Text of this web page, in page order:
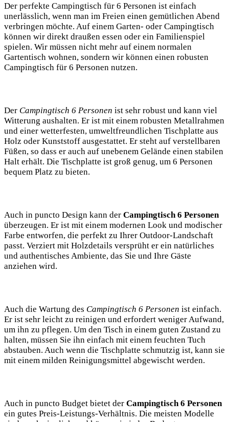
Der perfekte Campingtisch für 6 Personen ist einfach
unerlässlich, wenn man im Freien einen gemütlichen Abend
verbringen möchte. Auf einem Garten- oder Campingtisch
können wir direkt draußen essen oder ein Familienspiel
spielen. Wir müssen nicht mehr auf einem normalen
Gartentisch wohnen, sondern wir können einen robusten
Campingtisch für 6 Personen nutzen.
Der Campingtisch 6 Personen ist sehr robust und kann viel
Witterung aushalten. Er ist mit einem robusten Metallrahmen
und einer wetterfesten, umweltfreundlichen Tischplatte aus
Holz oder Kunststoff ausgestattet. Er steht auf verstellbaren
Füßen, so dass er auch auf unebenem Gelände einen stabilen
Halt erhält. Die Tischplatte ist groß genug, um 6 Personen
bequem Platz zu bieten.
Auch in puncto Design kann der Campingtisch 6 Personen
überzeugen. Er ist mit einem modernen Look und modischer
Farbe entworfen, die perfekt zu Ihrer Outdoor-Landschaft
passt. Verziert mit Holzdetails versprüht er ein natürliches
und authentisches Ambiente, das Sie und Ihre Gäste
anziehen wird.
Auch die Wartung des Campingtisch 6 Personen ist einfach.
Er ist sehr leicht zu reinigen und erfordert weniger Aufwand,
um ihn zu pflegen. Um den Tisch in einem guten Zustand zu
halten, müssen Sie ihn einfach mit einem feuchten Tuch
abstauben. Auch wenn die Tischplatte schmutzig ist, kann sie
mit einem milden Reinigungsmittel abgewischt werden.
Auch in puncto Budget bietet der Campingtisch 6 Personen
ein gutes Preis-Leistungs-Verhältnis. Die meisten Modelle